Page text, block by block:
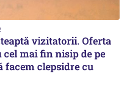
vizitatorii. Oferta
mai fin nisip de pe
facem clepsidre cu